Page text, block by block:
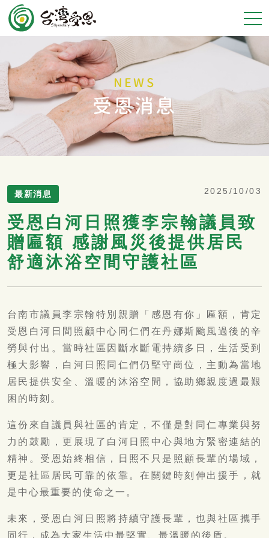
NEWS
受恩消息
最新消息 2025/10/03
受恩白河日照獲李宗翰議員致
贈匾額 感謝風災後提供居民
舒適沐浴空間守護社區
台南市議員李宗翰特別親贈「感恩有你」匾額，肯定
受恩白河日間照顧中心同仁們在丹娜斯颱風過後的辛
勞與付出。當時社區因斷水斷電持續多日，生活受到
極大影響，白河日照同仁們仍堅守崗位，主動為當地
居民提供安全、溫暖的沐浴空間，協助鄉親度過最艱
困的時刻。
這份來自議員與社區的肯定，不僅是對同仁專業與努
力的鼓勵，更展現了白河日照中心與地方緊密連結的
精神。受恩始終相信，日照不只是照顧長輩的場域，
更是社區居民可靠的依靠。在關鍵時刻伸出援手，就
是中心最重要的使命之一。
未來，受恩白河日照將持續守護長輩，也與社區攜手
同行，成為大家生活中最堅實、最溫暖的後盾。